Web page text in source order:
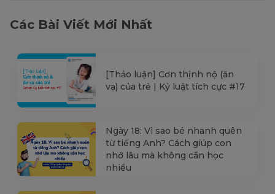
Các Bài Viết Mới Nhất
[Thảo luận] Cơn thịnh nộ (ăn
vạ) của trẻ | Kỷ luật tích cực #17
Ngày 18: Vì sao bé nhanh quên
từ tiếng Anh? Cách giúp con
nhớ lâu mà không cần học
nhiều